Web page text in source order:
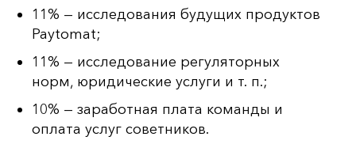
11% — исследования будущих продуктов
Paytomat;
11% — исследование регуляторных
норм, юридические услуги и т. п.;
10% — заработная плата команды и
оплата услуг советников.